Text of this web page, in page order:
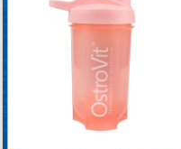
59.000₫.